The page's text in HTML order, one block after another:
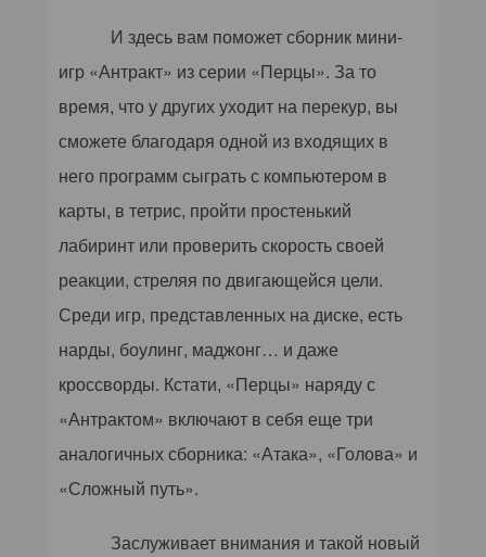
И здесь вам поможет сборник мини-
игр «Антракт» из серии «Перцы». За то
время, что у других уходит на перекур, вы
сможете благодаря одной из входящих в
него программ сыграть с компьютером в
карты, в тетрис, пройти простенький
лабиринт или проверить скорость своей
реакции, стреляя по двигающейся цели.
Среди игр, представленных на диске, есть
нарды, боулинг, маджонг… и даже
кроссворды. Кстати, «Перцы» наряду с
«Антрактом» включают в себя еще три
аналогичных сборника: «Атака», «Голова» и
«Сложный путь».
Заслуживает внимания и такой новый